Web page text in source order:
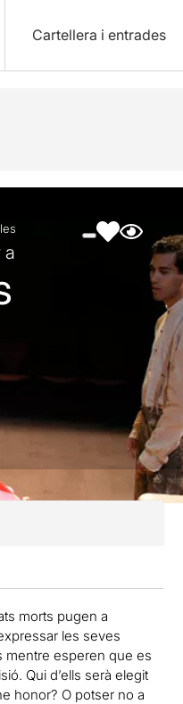
Cartellera i entrades
Fotos i vídeos
a
morts pugen a
les seves
mentre esperen que es
Qui d’ells serà elegit
honor? O potser no a